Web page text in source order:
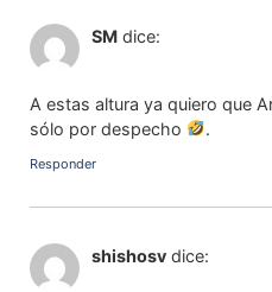
SM dice:
A estas altura ya quiero que
sólo por despecho
.
Responder
shishosv dice: